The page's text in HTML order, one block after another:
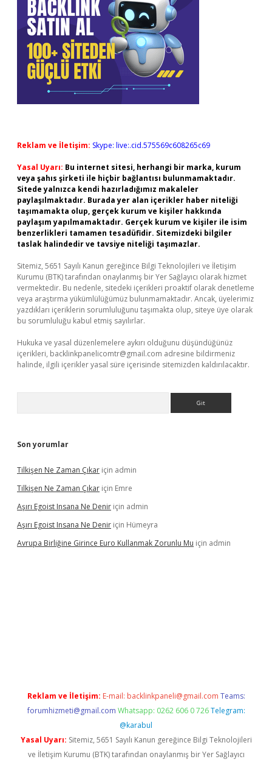
Reklam ve İletişim: Skype: live:.cid.575569c608265c69
Yasal Uyarı: Bu internet sitesi, herhangi bir marka, kurum
veya şahıs şirketi ile hiçbir bağlantısı bulunmamaktadır.
Sitede yalnızca kendi hazırladığımız makaleler
paylaşılmaktadır. Burada yer alan içerikler haber niteliği
taşımamakta olup, gerçek kurum ve kişiler hakkında
paylaşım yapılmamaktadır. Gerçek kurum ve kişiler ile isim
benzerlikleri tamamen tesadüfidir. Sitemizdeki bilgiler
taslak halindedir ve tavsiye niteliği taşımazlar.
Sitemiz, 5651 Sayılı Kanun gereğince Bilgi Teknolojileri ve İletişim
Kurumu (BTK) tarafından onaylanmış bir Yer Sağlayıcı olarak hizmet
vermektedir. Bu nedenle, sitedeki içerikleri proaktif olarak denetleme
veya araştırma yükümlülüğümüz bulunmamaktadır. Ancak, üyelerimiz
yazdıkları içeriklerin sorumluluğunu taşımakta olup, siteye üye olarak
bu sorumluluğu kabul etmiş sayılırlar.
Hukuka ve yasal düzenlemelere aykırı olduğunu düşündüğünüz
içerikleri, backlinkpanelicomtr@gmail.com adresine bildirmeniz
halinde, ilgili içerikler yasal süre içerisinde sitemizden kaldırılacaktır.
Son yorumlar
Tilkişen Ne Zaman Çıkar için admin
Tilkişen Ne Zaman Çıkar için Emre
Aşırı Egoist Insana Ne Denir için admin
Aşırı Egoist Insana Ne Denir için Hümeyra
Avrupa Birliğine Girince Euro Kullanmak Zorunlu Mu için admin
Reklam ve İletişim: E-mail: backlinkpaneli@gmail.com Teams:
forumhizmeti@gmail.com Whatsapp: 0262 606 0 726 Telegram:
@karabul
Yasal Uyarı: Sitemiz, 5651 Sayılı Kanun gereğince Bilgi Teknolojileri
ve İletişim Kurumu (BTK) tarafından onaylanmış bir Yer Sağlayıcı